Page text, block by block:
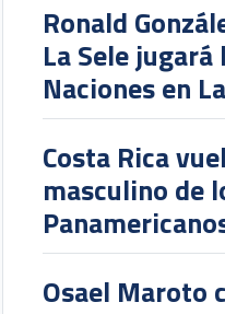
Ronald
La Sele jugará
Naciones en
Costa Rica
masculino de
Osael Maroto